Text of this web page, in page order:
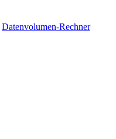
Datenvolumen-Rechner